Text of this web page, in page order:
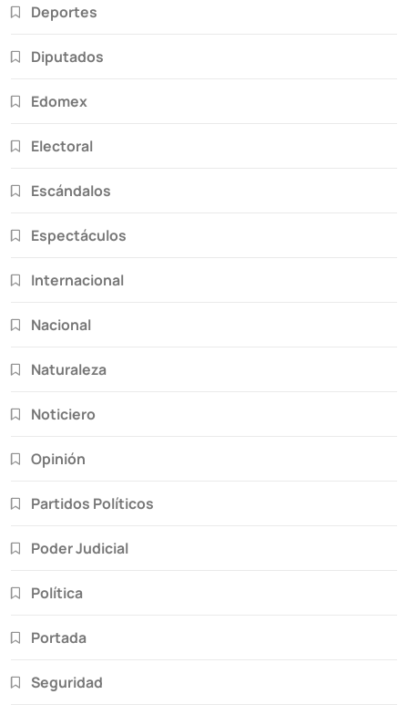
Deportes
Diputados
Edomex
Electoral
Escándalos
Espectáculos
Internacional
Nacional
Naturaleza
Noticiero
Opinión
Partidos Políticos
Poder Judicial
Política
Portada
Seguridad